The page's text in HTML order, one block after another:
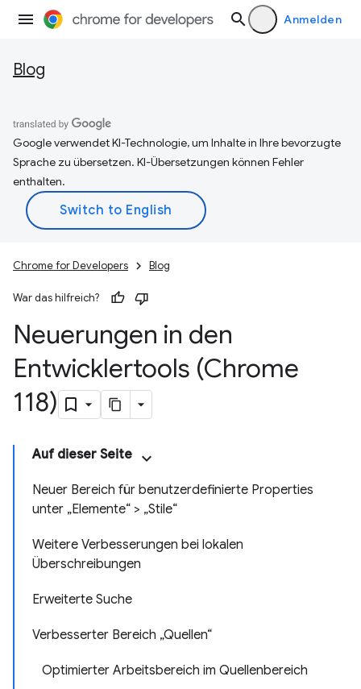
Anmelden
Blog
Google verwendet KI-Technologie, um Inhalte in Ihre bevorzugte
Sprache zu übersetzen. KI-Übersetzungen können Fehler
enthalten.
Chrome for Developers Blog
War das hilfreich?
Neuerungen in den
Entwicklertools (Chrome
118)
Auf dieser Seite
Neuer Bereich für benutzerdefinierte Properties
unter „Elemente“ > „Stile“
Weitere Verbesserungen bei lokalen
Überschreibungen
Erweiterte Suche
Verbesserter Bereich „Quellen“
Optimierter Arbeitsbereich im Quellenbereich